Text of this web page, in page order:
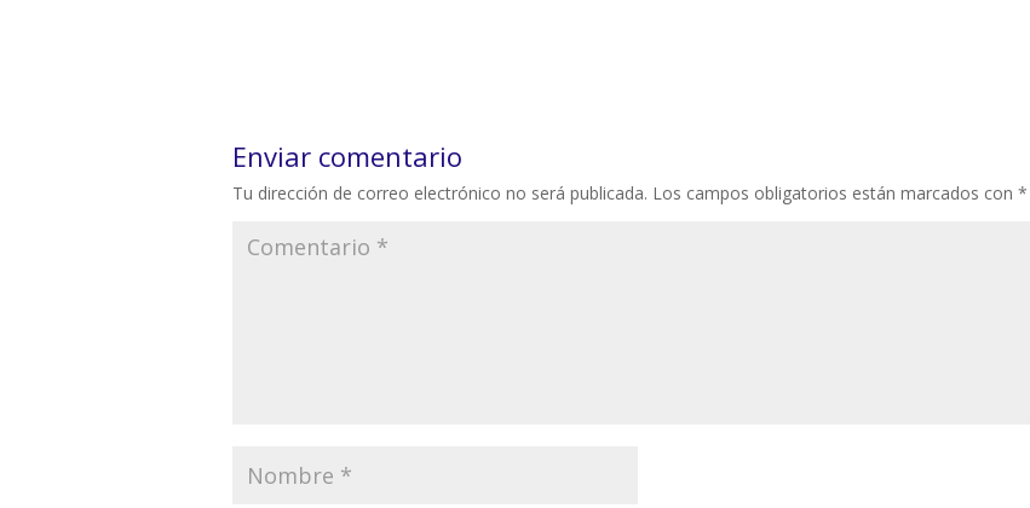
Enviar comentario
Tu dirección de correo electrónico no será publicada. Los campos obligatorios están marcados con *